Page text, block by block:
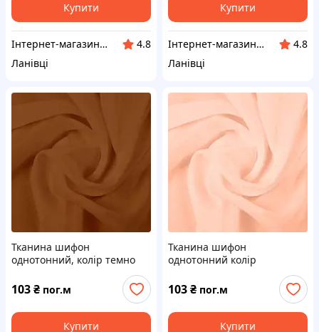
Купити
Інтернет-магазин "VR-Textil"
4.8
Ланівці
Купити
Інтернет-магазин "VR-Textil"
4.8
Ланівці
Тканина шифон
однотонний, колір темно
103₴ пог.м
Купити
Тканина шифон
однотонний колір
103₴ пог.м
Купити